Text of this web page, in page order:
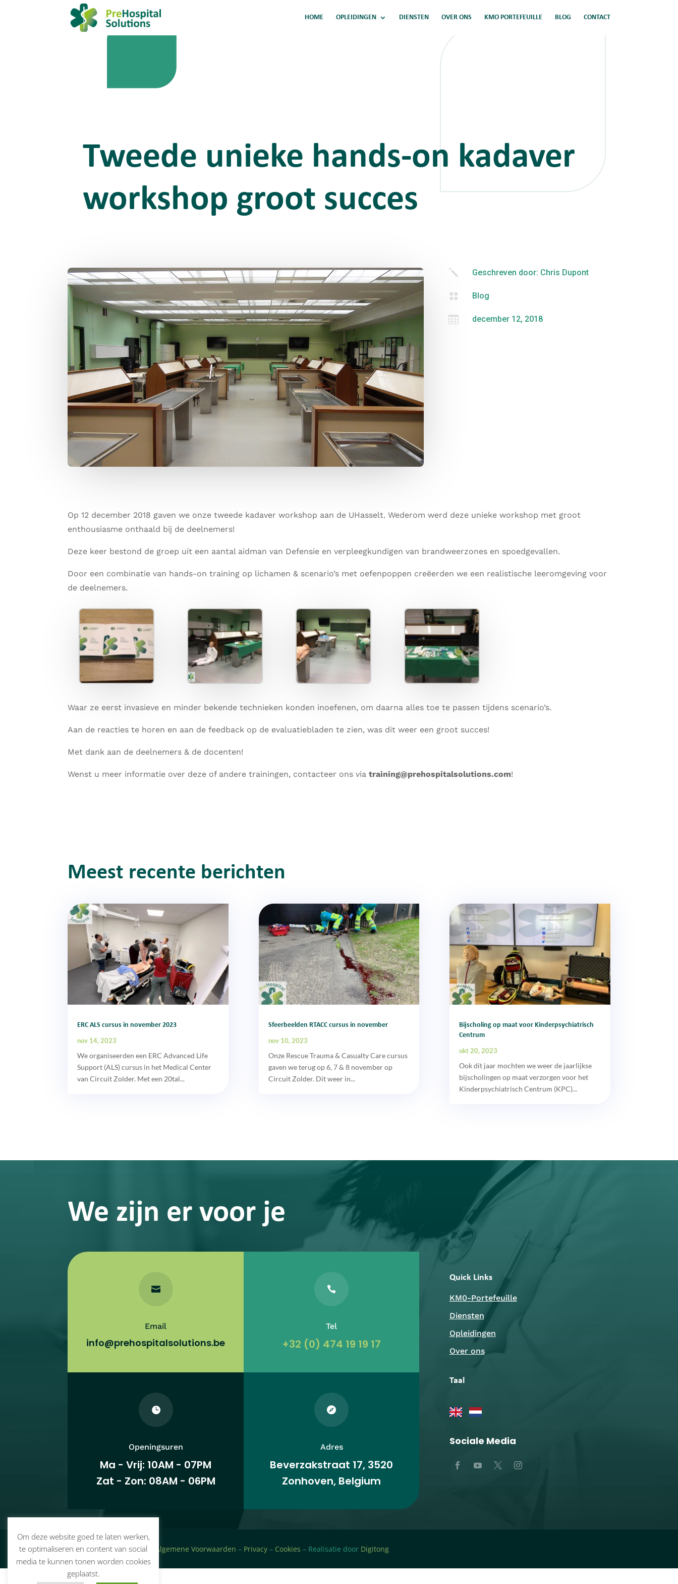
HOME OPLEIDINGEN DIENSTEN OVER ONS KMO PORTEFEUILLE BLOG CONTACT
Tweede unieke hands-on kadaver
workshop groot succes
j Geschreven door: Chris Dupont
 Blog
 december 12, 2018
Op 12 december 2018 gaven we onze tweede kadaver workshop aan de UHasselt. Wederom werd deze unieke workshop met groot
enthousiasme onthaald bij de deelnemers!
Deze keer bestond de groep uit een aantal aidman van Defensie en verpleegkundigen van brandweerzones en spoedgevallen.
Door een combinatie van hands-on training op lichamen & scenario’s met oefenpoppen creëerden we een realistische leeromgeving voor
de deelnemers.
Waar ze eerst invasieve en minder bekende technieken konden inoefenen, om daarna alles toe te passen tijdens scenario’s.
Aan de reacties te horen en aan de feedback op de evaluatiebladen te zien, was dit weer een groot succes!
Met dank aan de deelnemers & de docenten!
Wenst u meer informatie over deze of andere trainingen, contacteer ons viatraining@prehospitalsolutions.com!
Meest recente berichten
ERC ALS cursus in november 2023
nov 14, 2023
We organiseerden een ERC Advanced Life
Support (ALS) cursus in het Medical Center
van Circuit Zolder. Met een 20tal...
Sfeerbeelden RTACC cursus in november
nov 10, 2023
Onze Rescue Trauma & Casualty Care cursus
gaven we terug op 6, 7 & 8 november op
Circuit Zolder. Dit weer in...
Bijscholing op maat voor Kinderpsychiatrisch
Centrum
okt 20, 2023
Ook dit jaar mochten we weer de jaarlijkse
bijscholingen op maat verzorgen voor het
Kinderpsychiatrisch Centrum (KPC)...
We zijn er voor je

Email
info@prehospitalsolutions.be

Tel
+32 (0) 474 19 19 17

Openingsuren
Ma - Vrij: 10AM - 07PM
Zat - Zon: 08AM - 06PM

Adres
Beverzakstraat 17, 3520
Zonhoven, Belgium
Quick Links
KM0-Portefeuille
Diensten
Opleidingen
Over ons
Taal
Sociale Media
© PreHospital Solutions – Algemene Voorwaarden – Privacy – Cookies – Realisatie door Digitong
Om deze website goed te laten werken,
te optimaliseren en content van social
media te kunnen tonen worden cookies
geplaatst.